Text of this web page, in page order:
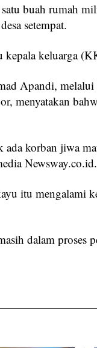
buah rumah
setempat.
kepala keluarga
Apandi, melalui
menyatakan
ada korban jiwa
Newsway.co.id.
itu mengalami
dalam proses